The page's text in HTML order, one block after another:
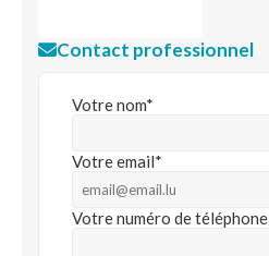
Contact professionnel
Votre nom*
Votre email*
Votre numéro de téléphone